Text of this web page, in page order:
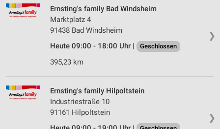
❯
Ernsting's family Bad Windsheim
Marktplatz 4
91438 Bad Windsheim
Heute 09:00 - 18:00 Uhr |
Geschlossen
395,23 km
❯
Ernsting's family Hilpoltstein
Industriestraße 10
91161 Hilpoltstein
Verwendung von Profilen zur Auswahl
personalisierter Werbung
Erstellung von Profilen zur Personalisierung
Messung der Werbeleistung
Messung der Performance von Inhalten